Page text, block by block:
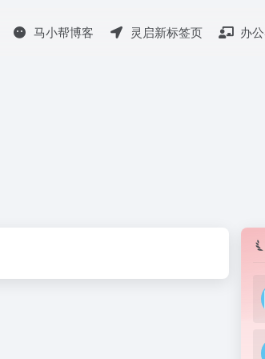
马小帮博客 灵启新标签页 办